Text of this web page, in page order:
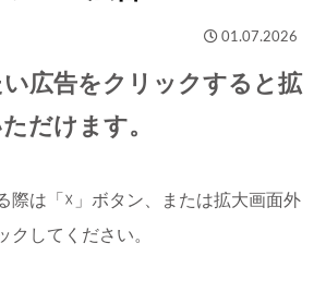
01.07.2026
広告をクリックすると拡
だけます。
際は「☓」ボタン、または拡大画面外
クしてください。